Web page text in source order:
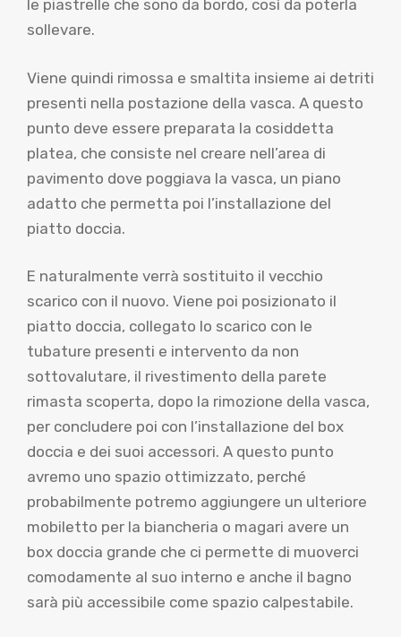
le piastrelle che sono da bordo, così da poterla
sollevare.
Viene quindi rimossa e smaltita insieme ai detriti
presenti nella postazione della vasca. A questo
punto deve essere preparata la cosiddetta
platea, che consiste nel creare nell’area di
pavimento dove poggiava la vasca, un piano
adatto che permetta poi l’installazione del
piatto doccia.
E naturalmente verrà sostituito il vecchio
scarico con il nuovo. Viene poi posizionato il
piatto doccia, collegato lo scarico con le
tubature presenti e intervento da non
sottovalutare, il rivestimento della parete
rimasta scoperta, dopo la rimozione della vasca,
per concludere poi con l’installazione del box
doccia e dei suoi accessori. A questo punto
avremo uno spazio ottimizzato, perché
probabilmente potremo aggiungere un ulteriore
mobiletto per la biancheria o magari avere un
box doccia grande che ci permette di muoverci
comodamente al suo interno e anche il bagno
sarà più accessibile come spazio calpestabile.